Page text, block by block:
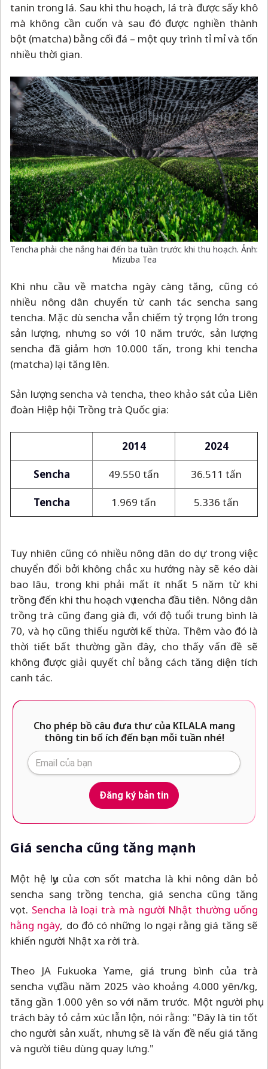
tanin trong lá. Sau khi thu hoạch, lá trà được sấy khô
mà không cần cuốn và sau đó được nghiền thành
bột (matcha) bằng cối đá – một quy trình tỉ mỉ và tốn
nhiều thời gian.
Tencha phải che nắng hai đến ba tuần trước khi thu hoạch. Ảnh:
Mizuba Tea
Khi nhu cầu về matcha ngày càng tăng, cũng có
nhiều nông dân chuyển từ canh tác sencha sang
tencha. Mặc dù sencha vẫn chiếm tỷ trọng lớn trong
sản lượng, nhưng so với 10 năm trước, sản lượng
sencha đã giảm hơn 10.000 tấn, trong khi tencha
(matcha) lại tăng lên.
Sản lượng sencha và tencha, theo khảo sát của Liên
đoàn Hiệp hội Trồng trà Quốc gia:
2014 2024
Sencha 49.550 tấn 36.511 tấn
Tencha 1.969 tấn 5.336 tấn
Tuy nhiên cũng có nhiều nông dân do dự trong việc
chuyển đổi bởi không chắc xu hướng này sẽ kéo dài
bao lâu, trong khi phải mất ít nhất 5 năm từ khi
trồng đến khi thu hoạch vụ tencha đầu tiên. Nông dân
trồng trà cũng đang già đi, với độ tuổi trung bình là
70, và họ cũng thiếu người kế thừa. Thêm vào đó là
thời tiết bất thường gần đây, cho thấy vấn đề sẽ
không được giải quyết chỉ bằng cách tăng diện tích
canh tác.
Cho phép bồ câu đưa thư của KILALA mang
thông tin bổ ích đến bạn mỗi tuần nhé!
Đăng ký bản tin
Giá sencha cũng tăng mạnh
Một hệ lụy của cơn sốt matcha là khi nông dân bỏ
sencha sang trồng tencha, giá sencha cũng tăng
vọt. Sencha là loại trà mà người Nhật thường uống
hằng ngày, do đó có những lo ngại rằng giá tăng sẽ
khiến người Nhật xa rời trà.
Theo JA Fukuoka Yame, giá trung bình của trà
sencha vụ đầu năm 2025 vào khoảng 4.000 yên/kg,
tăng gần 1.000 yên so với năm trước. Một người phụ
trách bày tỏ cảm xúc lẫn lộn, nói rằng: "Đây là tin tốt
cho người sản xuất, nhưng sẽ là vấn đề nếu giá tăng
và người tiêu dùng quay lưng."